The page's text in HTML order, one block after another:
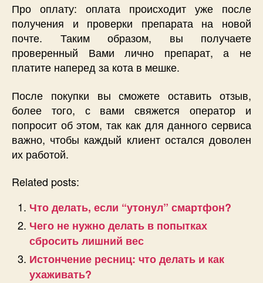
Про оплату: оплата происходит уже после
получения и проверки препарата на новой
почте. Таким образом, вы получаете
проверенный Вами лично препарат, а не
платите наперед за кота в мешке.
После покупки вы сможете оставить отзыв,
более того, с вами свяжется оператор и
попросит об этом, так как для данного сервиса
важно, чтобы каждый клиент остался доволен
их работой.
Related posts:
Что делать, если “утонул” смартфон?
Чего не нужно делать в попытках
сбросить лишний вес
Истончение ресниц: что делать и как
ухаживать?